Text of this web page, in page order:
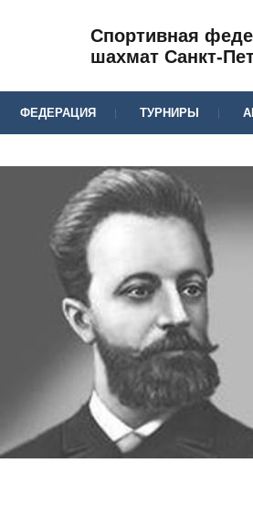
Спортивная
шахмат Санкт-
ФЕДЕРАЦИЯ ТУРНИРЫ